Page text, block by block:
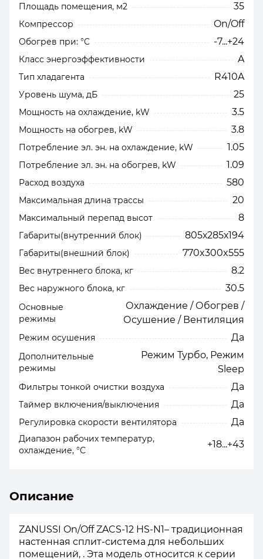
Площадь помещения, м2 35
Компрессор On/Off
Обогрев при: °C -7...+24
Класс энергоэффективности A
Тип хладагента R410A
Уровень шума, дБ 25
Мощность на охлаждение, kW 3.5
Мощность на обогрев, kW 3.8
Потребление эл. эн. на охлаждение, kW 1.05
Потребление эл. эн. на обогрев, kW 1.09
Расход воздуха 580
Максимальная длина трассы 20
Максимальный перепад высот 8
Габариты(внутренний блок) 805х285х194
Габариты(внешний блок) 770x300x555
Вес внутреннего блока, кг 8.2
Вес наружного блока, кг 30.5
Основные
режимы
Охлаждение / Обогрев /
Осушение / Вентиляция
Режим осушения Да
Дополнительные
режимы
Режим Турбо, Режим
Sleep
Фильтры тонкой очистки воздуха Да
Таймер включения/выключения Да
Регулировка скорости вентилятора Да
Диапазон рабочих температур,
охлаждение, °C
+18...+43
Описание
ZANUSSI On/Off ZACS-12 HS-N1– традиционная
настенная сплит-система для небольших
помещений, . Эта модель относится к серии